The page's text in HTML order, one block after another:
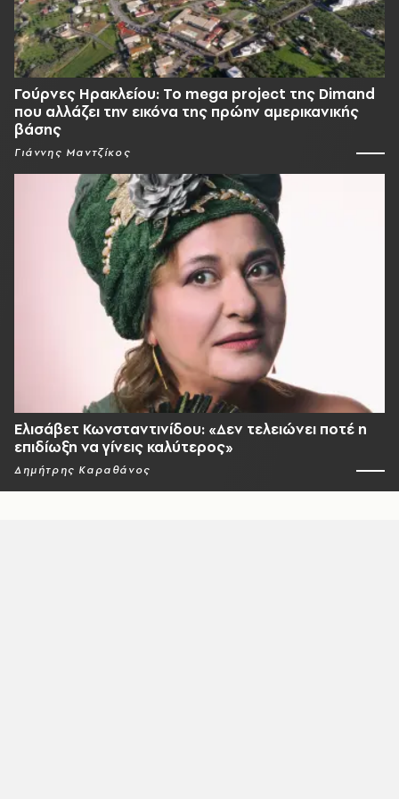
Γούρνες Ηρακλείου: To mega project της Dimand
που αλλάζει την εικόνα της πρώην αμερικανικής
βάσης
Γιάννης Μαντζίκος
Ελισάβετ Κωνσταντινίδου: «Δεν τελειώνει ποτέ η
επιδίωξη να γίνεις καλύτερος»
Δημήτρης Καραθάνος